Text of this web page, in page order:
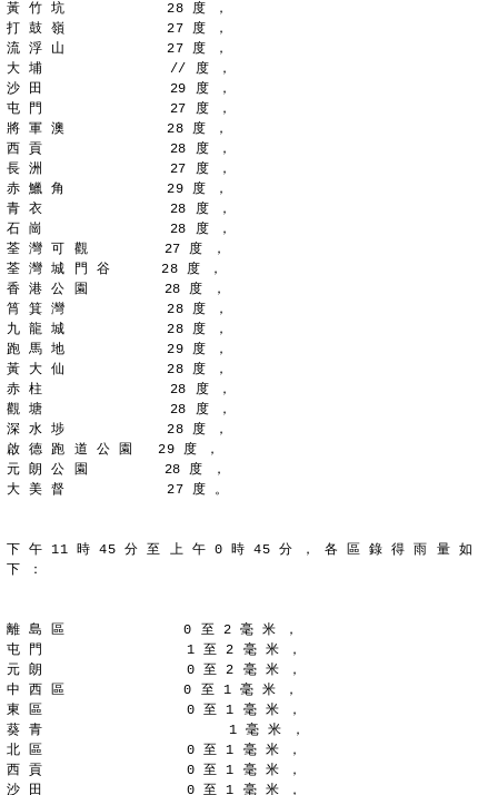
黃 竹 坑            28 度 ，
打 鼓 嶺            27 度 ，
流 浮 山            27 度 ，
大 埔               // 度 ，
沙 田               29 度 ，
屯 門               27 度 ，
將 軍 澳            28 度 ，
西 貢               28 度 ，
長 洲               27 度 ，
赤 鱲 角            29 度 ，
青 衣               28 度 ，
石 崗               28 度 ，
荃 灣 可 觀         27 度 ，
荃 灣 城 門 谷      28 度 ，
香 港 公 園         28 度 ，
筲 箕 灣            28 度 ，
九 龍 城            28 度 ，
跑 馬 地            29 度 ，
黃 大 仙            28 度 ，
赤 柱               28 度 ，
觀 塘               28 度 ，
深 水 埗            28 度 ，
啟 德 跑 道 公 園   29 度 ，
元 朗 公 園         28 度 ，
大 美 督            27 度 。
下 午 11 時 45 分 至 上 午 0 時 45 分 ， 各 區 錄 得 雨 量 如
下 ：
離 島 區              0 至 2 毫 米 ，
屯 門                 1 至 2 毫 米 ，
元 朗                 0 至 2 毫 米 ，
中 西 區              0 至 1 毫 米 ，
東 區                 0 至 1 毫 米 ，
葵 青                      1 毫 米 ，
北 區                 0 至 1 毫 米 ，
西 貢                 0 至 1 毫 米 ，
沙 田                 0 至 1 毫 米 ，